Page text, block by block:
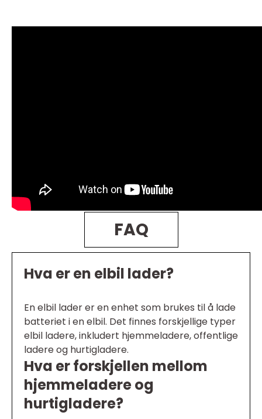
FAQ
Hva er en elbil lader?
En elbil lader er en enhet som brukes til å lade
batteriet i en elbil. Det finnes forskjellige typer
elbil ladere, inkludert hjemmeladere, offentlige
ladere og hurtigladere.
Hva er forskjellen mellom
hjemmeladere og
hurtigladere?